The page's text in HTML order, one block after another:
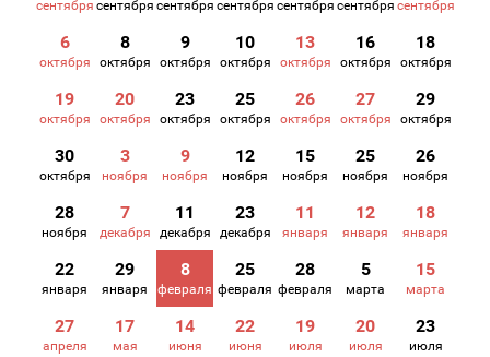
сентября сентября сентября сентября сентября сентября сентября
6
октября
8
октября
9
октября
10
октября
13
октября
16
октября
18
октября
19
октября
20
октября
23
октября
25
октября
26
октября
27
октября
29
октября
30
октября
3
ноября
9
ноября
12
ноября
15
ноября
25
ноября
26
ноября
28
ноября
7
декабря
11
декабря
23
декабря
11
января
12
января
18
января
22
января
29
января
8
февраля
25
февраля
28
февраля
5
марта
15
марта
27
апреля
17
мая
14
июня
22
июня
19
июля
20
июля
23
июля